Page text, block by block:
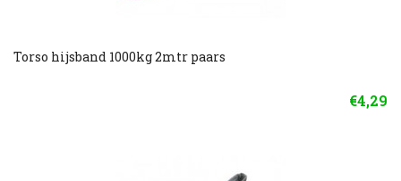
Torso hijsband 1000kg 2mtr paars
€4,29